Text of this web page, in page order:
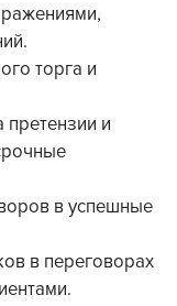
торга и
претензии и
в успешные
в переговорах